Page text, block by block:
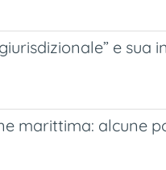
e sua
marittima: alcune